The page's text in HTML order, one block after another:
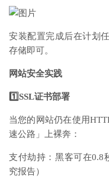
安装配置完成后在计划
存储即可。
网站安全实践
1️⃣SSL证书部署
当您的网站仍在使用
速公路」上裸奔：
支付劫持：黑客可在0.8
究报告）